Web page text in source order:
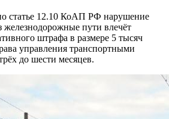
статье 12.10 КоАП РФ нарушение
железнодорожные пути влечёт
штрафа в размере 5 тысяч
управления транспортными
до шести месяцев.